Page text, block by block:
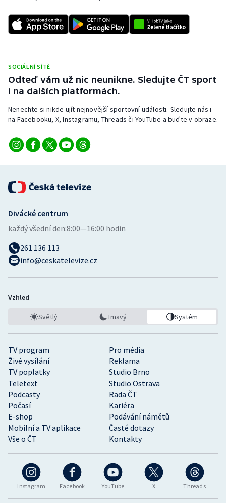
Rychlostní kanoistika
Short track
Sportovní střelba
Stolní tenis
Veslování
Ostatní
SOCIÁLNÍ SÍTĚ
Odteď vám už nic neunikne. Sledujte ČT sport
i na dalších platformách.
Nenechte si nikde ujít nejnovější sportovní události. Sledujte nás i
na Facebooku, X, Instagramu, Threads či YouTube a buďte v obraze.
Instagram Facebook YouTube X Threads
TV program
Pro média
Živé vysílání
Reklama
TV poplatky
Studio Brno
Teletext
Studio Ostrava
Podcasty
Rada ČT
Počasí
Kariéra
E-shop
Podávání námětů
Mobilní a TV aplikace
Časté dotazy
Vše o ČT
Kontakty
Divácké centrum
každý všední den:8:00—16:00 hodin
261 136 113
info@ceskatelevize.cz
Vzhled
Světlý Tmavý Systém